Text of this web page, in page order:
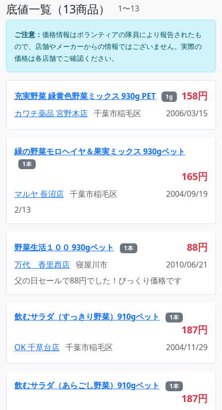
底値一覧（13商品） 1〜13
ご注意： 価格情報はボランティアの隊員により報告されたも
ので、店舗やメーカーからの情報ではございません。実際の
価格は各店舗でご確認ください。
充実野菜 緑黄色野菜ミックス 930g PET 1g 158円
カワチ薬品 宮野木店 千葉市稲毛区 2006/03/15
緑の野菜モロヘイヤ＆果実ミックス 930gペット
1本
165円
マルヤ 長沼店 千葉市稲毛区
2004/09/19
2/13
野菜生活１００ 930gペット 1本 88円
万代 香里西店 寝屋川市
2010/06/21
父の日セールで88円でした！びっくり価格です
飲むサラダ（すっきり野菜）910gペット 1本
187円
OK 千草台店 千葉市稲毛区 2004/11/29
飲むサラダ（あらごし野菜）910gペット 1本
187円